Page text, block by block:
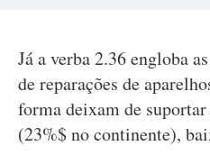
Já a verba 2.36 engloba
de reparações de
forma deixam de
(23%$ no continente),